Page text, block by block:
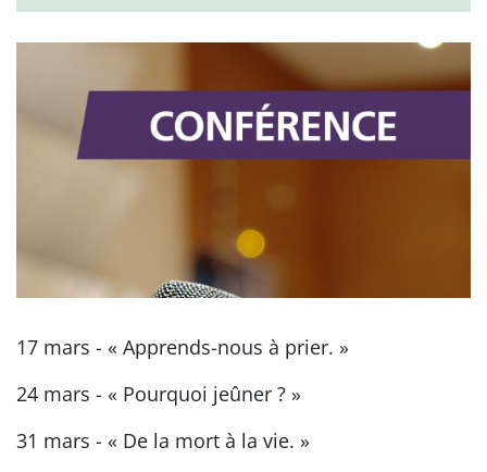
17 mars - « Apprends-nous à prier. »
24 mars - « Pourquoi jeûner ? »
31 mars - « De la mort à la vie. »